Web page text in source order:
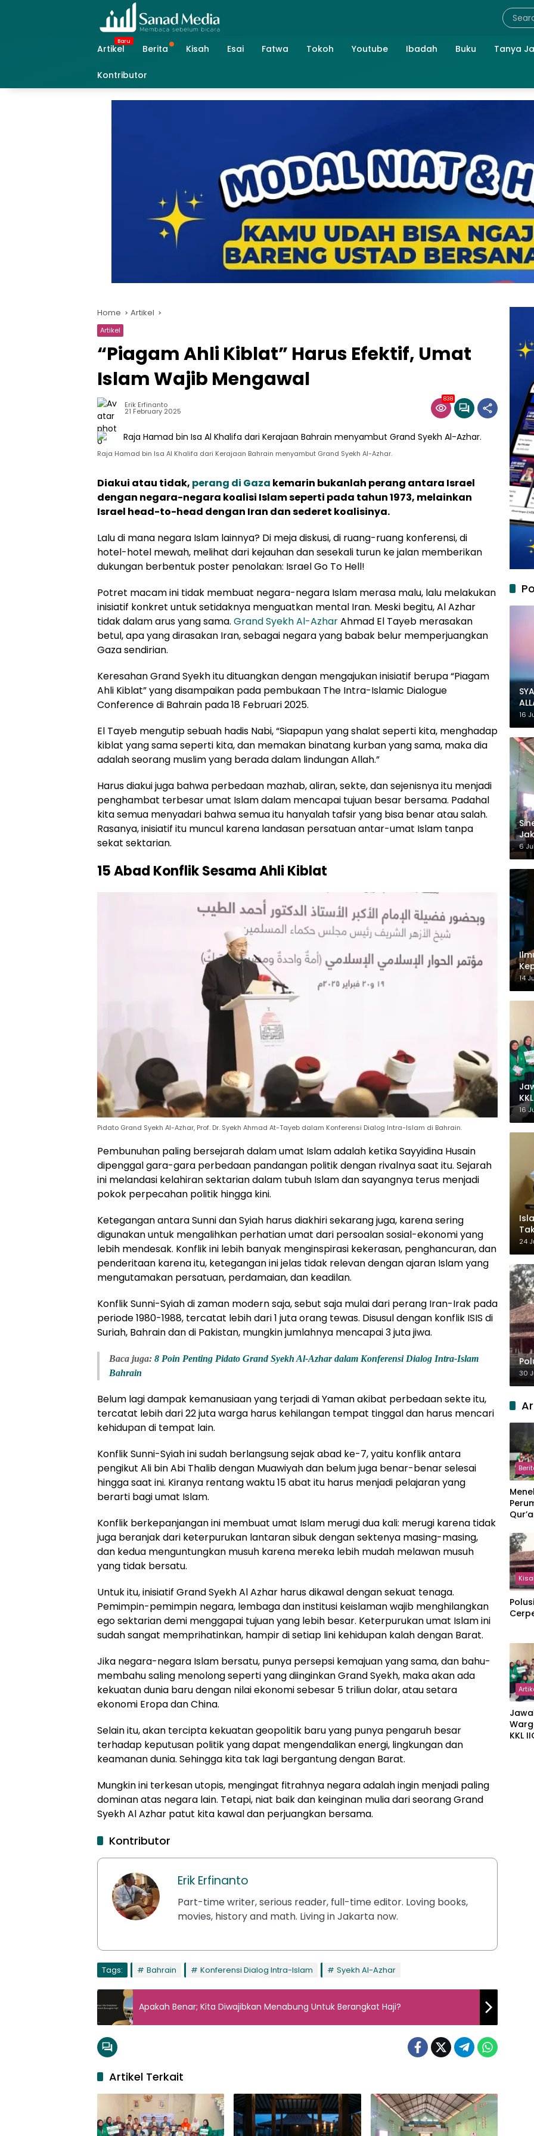
Artikel
Berita Kisah Esai Fatwa Tokoh Youtube Ibadah Buku Tanya
Kontributor
Home Artikel
Artikel
“Piagam Ahli Kiblat” Harus Efektif, Umat
Islam Wajib Mengawal
Erik Erfinanto
21 February 2025
838
Raja Hamad bin Isa Al Khalifa dari Kerajaan Bahrain menyambut Grand Syekh Al-Azhar.
Diakui atau tidak, perang di Gaza kemarin bukanlah perang antara Israel
dengan negara-negara koalisi Islam seperti pada tahun 1973, melainkan
Israel head-to-head dengan Iran dan sederet koalisinya.
Lalu di mana negara Islam lainnya? Di meja diskusi, di ruang-ruang konferensi, di
hotel-hotel mewah, melihat dari kejauhan dan sesekali turun ke jalan memberikan
dukungan berbentuk poster penolakan: Israel Go To Hell!
Potret macam ini tidak membuat negara-negara Islam merasa malu, lalu melakukan
inisiatif konkret untuk setidaknya menguatkan mental Iran. Meski begitu, Al Azhar
tidak dalam arus yang sama. Grand Syekh Al-AzharAhmad El Tayeb merasakan
betul, apa yang dirasakan Iran, sebagai negara yang babak belur memperjuangkan
Gaza sendirian.
Keresahan Grand Syekh itu dituangkan dengan mengajukan inisiatif berupa “Piagam
Ahli Kiblat” yang disampaikan pada pembukaan The Intra-Islamic Dialogue
Conference di Bahrain pada 18 Februari 2025.
El Tayeb mengutip sebuah hadis Nabi, “Siapapun yang shalat seperti kita, menghadap
kiblat yang sama seperti kita, dan memakan binatang kurban yang sama, maka dia
adalah seorang muslim yang berada dalam lindungan Allah.”
Harus diakui juga bahwa perbedaan mazhab, aliran, sekte, dan sejenisnya itu menjadi
penghambat terbesar umat Islam dalam mencapai tujuan besar bersama. Padahal
kita semua menyadari bahwa semua itu hanyalah tafsir yang bisa benar atau salah.
Rasanya, inisiatif itu muncul karena landasan persatuan antar-umat Islam tanpa
sekat sektarian.
15 Abad Konflik Sesama Ahli Kiblat
Pidato Grand Syekh Al-Azhar, Prof. Dr. Syekh Ahmad At-Tayeb dalam Konferensi Dialog Intra-Islam di Bahrain.
Pembunuhan paling bersejarah dalam umat Islam adalah ketika Sayyidina Husain
dipenggal gara-gara perbedaan pandangan politik dengan rivalnya saat itu. Sejarah
ini melandasi kelahiran sektarian dalam tubuh Islam dan sayangnya terus menjadi
pokok perpecahan politik hingga kini.
Ketegangan antara Sunni dan Syiah harus diakhiri sekarang juga, karena sering
digunakan untuk mengalihkan perhatian umat dari persoalan sosial-ekonomi yang
lebih mendesak. Konflik ini lebih banyak menginspirasi kekerasan, penghancuran, dan
penderitaan karena itu, ketegangan ini jelas tidak relevan dengan ajaran Islam yang
mengutamakan persatuan, perdamaian, dan keadilan.
Konflik Sunni-Syiah di zaman modern saja, sebut saja mulai dari perang Iran-Irak pada
periode 1980-1988, tercatat lebih dari 1 juta orang tewas. Disusul dengan konflik ISIS di
Suriah, Bahrain dan di Pakistan, mungkin jumlahnya mencapai 3 juta jiwa.
Baca juga: 8 Poin Penting Pidato Grand Syekh Al-Azhar dalam Konferensi Dialog Intra-Islam
Bahrain
Belum lagi dampak kemanusiaan yang terjadi di Yaman akibat perbedaan sekte itu,
tercatat lebih dari 22 juta warga harus kehilangan tempat tinggal dan harus mencari
kehidupan di tempat lain.
Konflik Sunni-Syiah ini sudah berlangsung sejak abad ke-7, yaitu konflik antara
pengikut Ali bin Abi Thalib dengan Muawiyah dan belum juga benar-benar selesai
hingga saat ini. Kiranya rentang waktu 15 abat itu harus menjadi pelajaran yang
berarti bagi umat Islam.
Konflik berkepanjangan ini membuat umat Islam merugi dua kali: merugi karena tidak
juga beranjak dari keterpurukan lantaran sibuk dengan sektenya masing-masing,
dan kedua menguntungkan musuh karena mereka lebih mudah melawan musuh
yang tidak bersatu.
Untuk itu, inisiatif Grand Syekh Al Azhar harus dikawal dengan sekuat tenaga.
Pemimpin-pemimpin negara, lembaga dan institusi keislaman wajib menghilangkan
ego sektarian demi menggapai tujuan yang lebih besar. Keterpurukan umat Islam ini
sudah sangat memprihatinkan, hampir di setiap lini kehidupan kalah dengan Barat.
Jika negara-negara Islam bersatu, punya persepsi kemajuan yang sama, dan bahu-
membahu saling menolong seperti yang diinginkan Grand Syekh, maka akan ada
kekuatan dunia baru dengan nilai ekonomi sebesar 5 triliun dolar, atau setara
ekonomi Eropa dan China.
Selain itu, akan tercipta kekuatan geopolitik baru yang punya pengaruh besar
terhadap keputusan politik yang dapat mengendalikan energi, lingkungan dan
keamanan dunia. Sehingga kita tak lagi bergantung dengan Barat.
Mungkin ini terkesan utopis, mengingat fitrahnya negara adalah ingin menjadi paling
dominan atas negara lain. Tetapi, niat baik dan keinginan mulia dari seorang Grand
Syekh Al Azhar patut kita kawal dan perjuangkan bersama.
Kontributor
Erik Erfinanto
Part-time writer, serious reader, full-time editor. Loving books,
movies, history and math. Living in Jakarta now.
Tags: Bahrain Konferensi Dialog Intra-Islam Syekh Al-Azhar
Apakah Benar; Kita Diwajibkan Menabung Untuk Berangkat Haji?
Artikel Terkait
16
6
14
16
24
30
KKL